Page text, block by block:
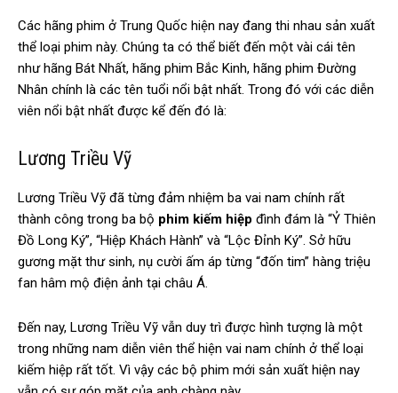
Các hãng phim ở Trung Quốc hiện nay đang thi nhau sản xuất
thể loại phim này. Chúng ta có thể biết đến một vài cái tên
như hãng Bát Nhất, hãng phim Bắc Kinh, hãng phim Đường
Nhân chính là các tên tuổi nổi bật nhất. Trong đó với các diễn
viên nổi bật nhất được kể đến đó là:
Lương Triều Vỹ
Lương Triều Vỹ đã từng đảm nhiệm ba vai nam chính rất
thành công trong ba bộ phim kiếm hiệp đình đám là “Ỷ Thiên
Đồ Long Ký”, “Hiệp Khách Hành” và “Lộc Đỉnh Ký”. Sở hữu
gương mặt thư sinh, nụ cười ấm áp từng “đốn tim” hàng triệu
fan hâm mộ điện ảnh tại châu Á.
Đến nay, Lương Triều Vỹ vẫn duy trì được hình tượng là một
trong những nam diễn viên thể hiện vai nam chính ở thể loại
kiếm hiệp rất tốt. Vì vậy các bộ phim mới sản xuất hiện nay